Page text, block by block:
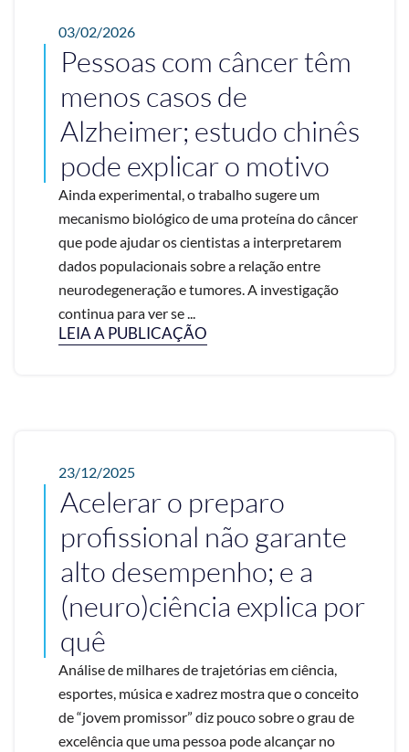
03/02/2026
Pessoas com câncer têm
menos casos de
Alzheimer; estudo chinês
pode explicar o motivo
Ainda experimental, o trabalho sugere um
mecanismo biológico de uma proteína do câncer
que pode ajudar os cientistas a interpretarem
dados populacionais sobre a relação entre
neurodegeneração e tumores. A investigação
continua para ver se ...
LEIA A PUBLICAÇÃO
23/12/2025
Acelerar o preparo
profissional não garante
alto desempenho; e a
(neuro)ciência explica por
quê
Análise de milhares de trajetórias em ciência,
esportes, música e xadrez mostra que o conceito
de “jovem promissor” diz pouco sobre o grau de
excelência que uma pessoa pode alcançar no